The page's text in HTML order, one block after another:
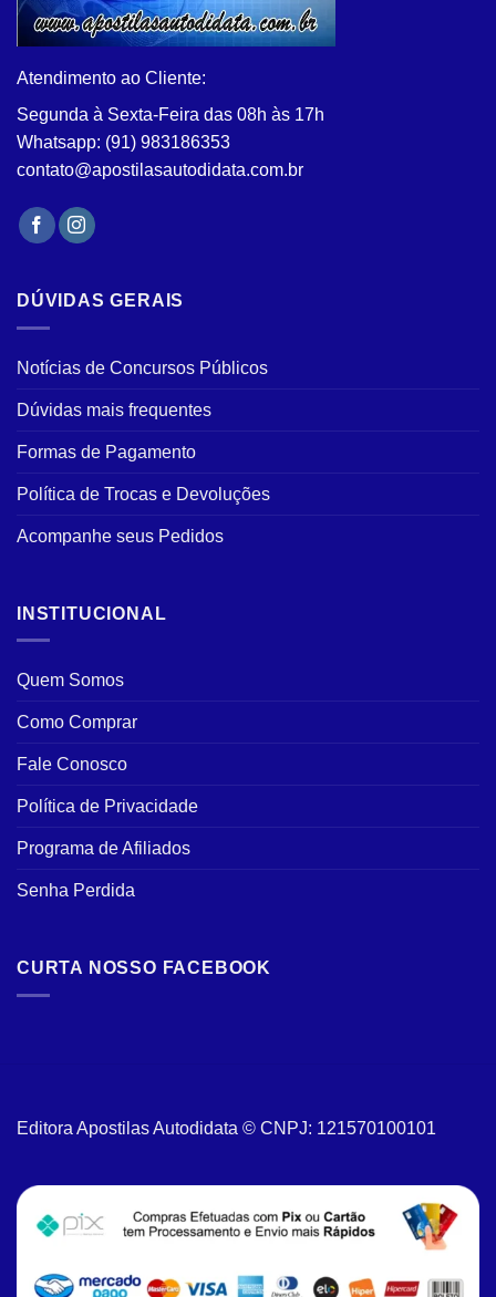
ser
escolhidas
página
do
produto
Atendimento ao Cliente:
Segunda à Sexta-Feira das 08h às 17h
Whatsapp: (91) 983186353
contato@apostilasautodidata.com.br
DÚVIDAS GERAIS
Notícias de Concursos Públicos
Dúvidas mais frequentes
Formas de Pagamento
Política de Trocas e Devoluções
Acompanhe seus Pedidos
INSTITUCIONAL
Quem Somos
Como Comprar
Fale Conosco
Política de Privacidade
Programa de Afiliados
Senha Perdida
CURTA NOSSO FACEBOOK
Editora Apostilas Autodidata © CNPJ: 121570100101